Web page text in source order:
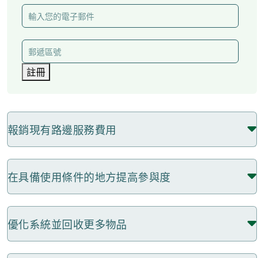
電
子
郵
件
(必
填)
地
址
(必
郵
遞
號
註冊
報銷現有路邊服務費用
在具備使用條件的地方提高參與度
優化系統並回收更多物品